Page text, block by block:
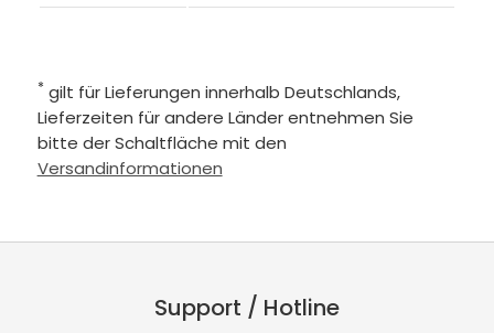
* gilt für Lieferungen innerhalb Deutschlands,
Lieferzeiten für andere Länder entnehmen Sie
bitte der Schaltfläche mit den
Versandinformationen
Support / Hotline